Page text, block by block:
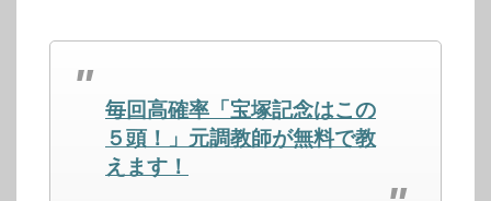
で
有
(新
は
し
て
く
だ
さ
い
で
い
ウ
ィ
ン
ド
ウ
毎回高確率「宝塚記念はこの
５頭！」元調教師が無料で教
えます！